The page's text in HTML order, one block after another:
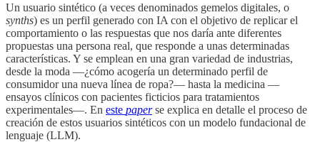
Un usuario sintético (a veces denominados gemelos digitales, o
synths) es un perfil generado con IA con el objetivo de replicar el
comportamiento o las respuestas que nos daría ante diferentes
propuestas una persona real, que responde a unas determinadas
características. Y se emplean en una gran variedad de industrias,
desde la moda —¿cómo acogería un determinado perfil de
consumidor una nueva línea de ropa?— hasta la medicina —
ensayos clínicos con pacientes ficticios para tratamientos
experimentales—. En este paperse explica en detalle el proceso de
creación de estos usuarios sintéticos con un modelo fundacional de
lenguaje (LLM).